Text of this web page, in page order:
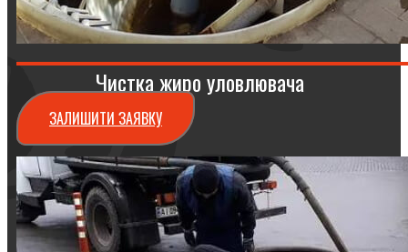
Чистка жиро уловлювача
ЗАЛИШИТИ ЗАЯВКУ